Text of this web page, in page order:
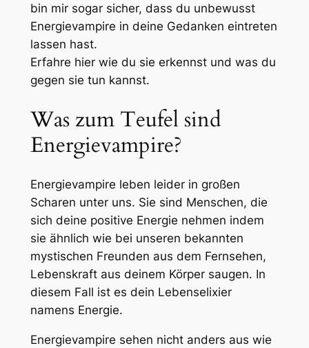
bin mir sogar sicher, dass du unbewusst
Energievampire in deine Gedanken eintreten
lassen hast.
Erfahre hier wie du sie erkennst und was du
gegen sie tun kannst.
Was zum Teufel sind
Energievampire?
Energievampire leben leider in großen
Scharen unter uns. Sie sind Menschen, die
sich deine positive Energie nehmen indem
sie ähnlich wie bei unseren bekannten
mystischen Freunden aus dem Fernsehen,
Lebenskraft aus deinem Körper saugen. In
diesem Fall ist es dein Lebenselixier
namens Energie.
Energievampire sehen nicht anders aus wie